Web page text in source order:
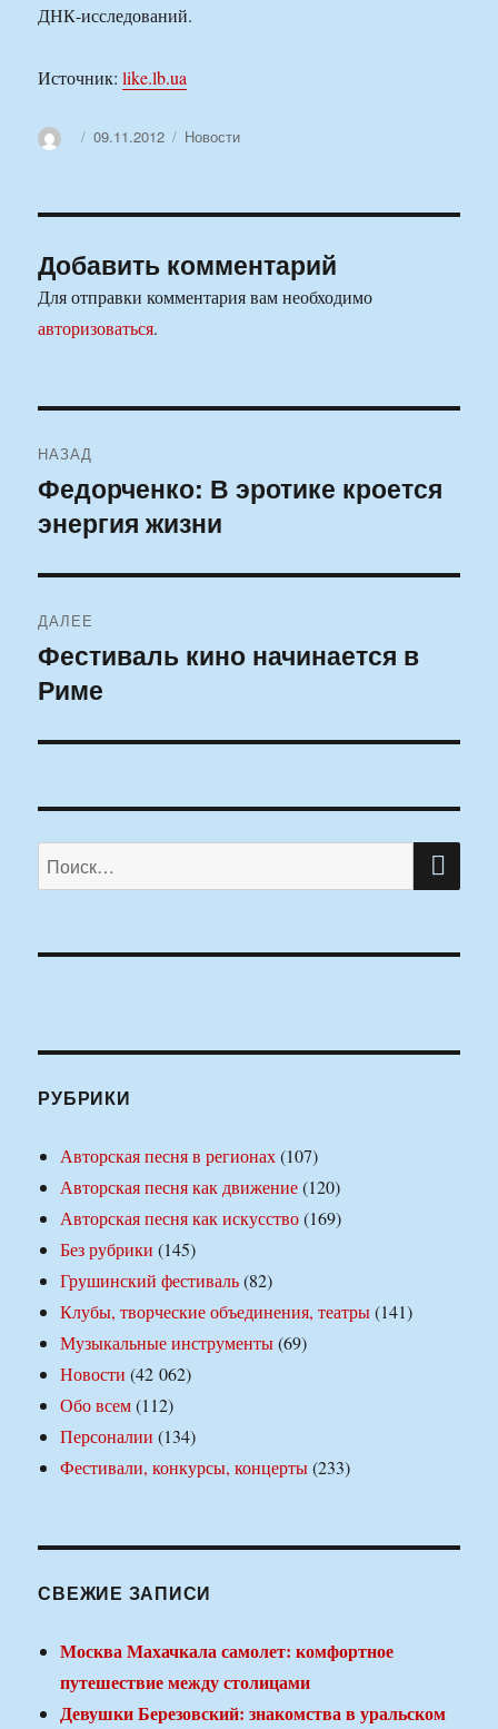
ДНК-исследований.
Источник:like.lb.ua
АвторОпубликовано
09.11.2012 Рубрики
Новости
Добавить комментарий
Для отправки комментария вам необходимо
авторизоваться.
по
записям
НАЗАД
Предыдущая
запись:
Федорченко: В эротике кроется
энергия жизни
ДАЛЕЕ
Следующая
запись:
Фестиваль кино начинается в
Риме
Искать:
РУБРИКИ
Авторская песня в регионах(107)
Авторская песня как движение(120)
Авторская песня как искусство(169)
Без рубрики (145)
Грушинский фестиваль(82)
Клубы, творческие объединения, театры(141)
Музыкальные инструменты(69)
Новости (42 062)
Обо всем(112)
Персоналии (134)
Фестивали, конкурсы, концерты(233)
СВЕЖИЕ ЗАПИСИ
Москва Махачкала самолет: комфортное
путешествие между столицами
Девушки Березовский: знакомства в уральском